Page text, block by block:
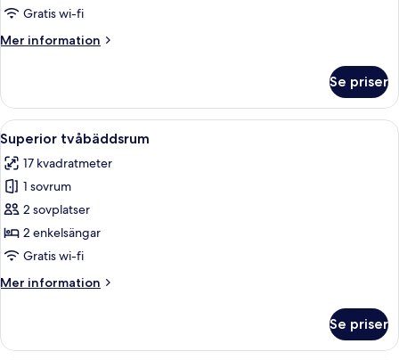
Gratis wi-fi
Mer information
Mer
dubbelrum
Se priser
Öppna
alla
foton
för
Superior
tvåbäddsrum
Ett hotellrum med en stor säng,
7
Superior tvåbäddsrum
17 kvadratmeter
1 sovrum
2 sovplatser
2 enkelsängar
Gratis wi-fi
Mer information
Mer
tvåbäddsrum
Se priser